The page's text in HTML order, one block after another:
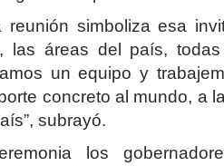
reunión simboliza esa
las áreas del país,
un equipo y
concreto al mundo, a
subrayó.
los